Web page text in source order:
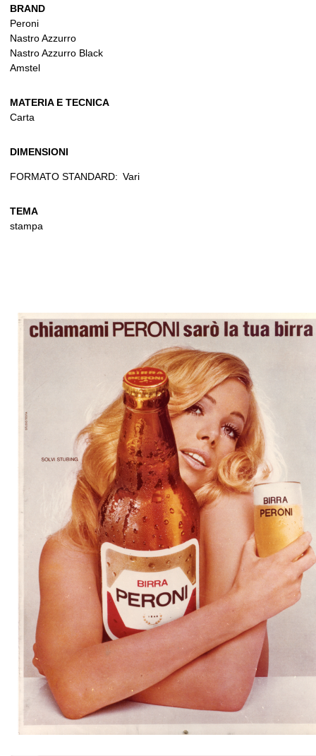
BRAND
Peroni
Nastro Azzurro
Nastro Azzurro Black
Amstel
MATERIA E TECNICA
Carta
DIMENSIONI
FORMATO STANDARD: Vari
TEMA
stampa